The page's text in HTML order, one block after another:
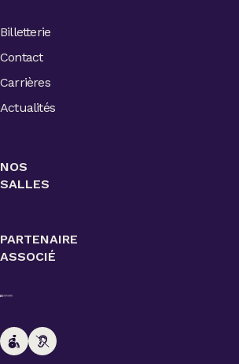
Billetterie
Contact
Carrières
Actualités
NOS
SALLES
PARTENAIRE
ASSOCIÉ